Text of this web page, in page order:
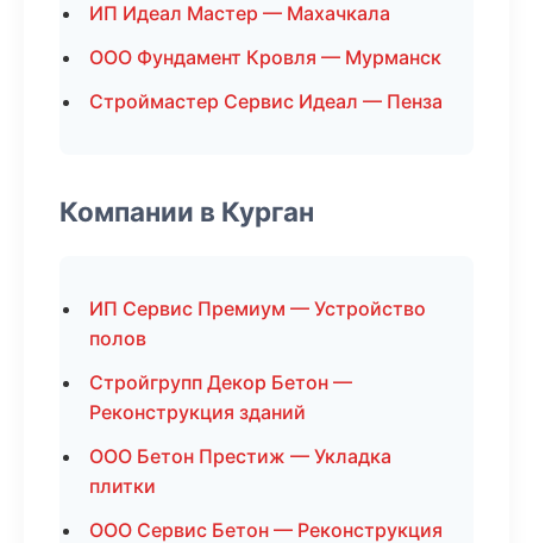
ИП Идеал Мастер — Махачкала
ООО Фундамент Кровля — Мурманск
Строймастер Сервис Идеал — Пенза
Компании в Курган
ИП Сервис Премиум — Устройство
полов
Стройгрупп Декор Бетон —
Реконструкция зданий
ООО Бетон Престиж — Укладка
плитки
ООО Сервис Бетон — Реконструкция